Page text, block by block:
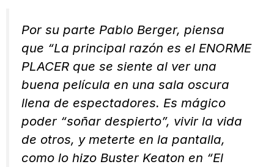
Por su parte Pablo Berger, piensa
que “La principal razón es el ENORME
PLACER que se siente al ver una
buena película en una sala oscura
llena de espectadores. Es mágico
poder “soñar despierto”, vivir la vida
de otros, y meterte en la pantalla,
como lo hizo Buster Keaton en “El